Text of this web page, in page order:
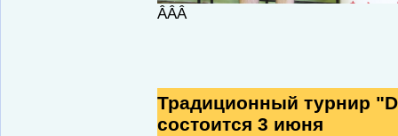
ÂÂÂ
Традиционный турнир
состоится 3 июня